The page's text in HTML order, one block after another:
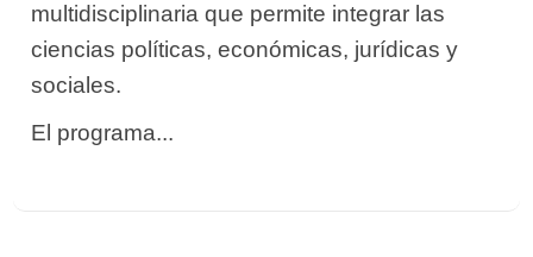
multidisciplinaria que permite integrar las
ciencias políticas, económicas, jurídicas y
sociales.
El programa...